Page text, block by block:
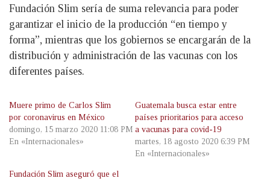
Fundación Slim sería de suma relevancia para poder
garantizar el inicio de la producción “en tiempo y
forma”, mientras que los gobiernos se encargarán de la
distribución y administración de las vacunas con los
diferentes países.
Muere primo de Carlos Slim
por coronavirus en México
domingo, 15 marzo 2020 11:08 PM
En «Internacionales»
Guatemala busca estar entre
países prioritarios para acceso
a vacunas para covid-19
martes, 18 agosto 2020 6:39 PM
En «Internacionales»
Fundación Slim aseguró que el